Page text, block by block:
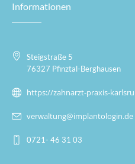
Informationen
Steigstraße 5
76327 Pfinztal-Berghausen
https://zahnarzt-praxis-
verwaltung@implantologin.de
0721- 46 31 03